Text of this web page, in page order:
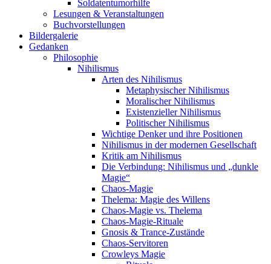
Soldatentumorhilfe
Lesungen & Veranstaltungen
Buchvorstellungen
Bildergalerie
Gedanken
Philosophie
Nihilismus
Arten des Nihilismus
Metaphysischer Nihilismus
Moralischer Nihilismus
Existenzieller Nihilismus
Politischer Nihilismus
Wichtige Denker und ihre Positionen
Nihilismus in der modernen Gesellschaft
Kritik am Nihilismus
Die Verbindung: Nihilismus und „dunkle
Magie“
Chaos-Magie
Thelema: Magie des Willens
Chaos-Magie vs. Thelema
Chaos-Magie-Rituale
Gnosis & Trance-Zustände
Chaos-Servitoren
Crowleys Magie